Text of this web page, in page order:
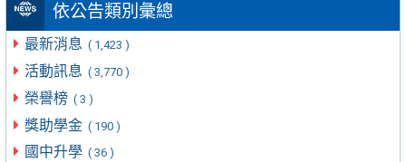
依公告類別彙總
最新消息 ( 1,423 )
活動訊息 ( 3,770 )
榮譽榜 ( 3 )
獎助學金 ( 190 )
國中升學 ( 36 )